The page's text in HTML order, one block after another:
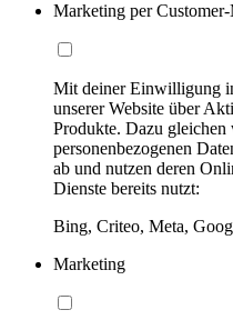
Marketing per
Mit deiner Einwilligung
unserer Website über
Produkte. Dazu gleichen
personenbezogenen
ab und nutzen deren
Dienste bereits nutzt:
Bing, Criteo, Meta,
Marketing